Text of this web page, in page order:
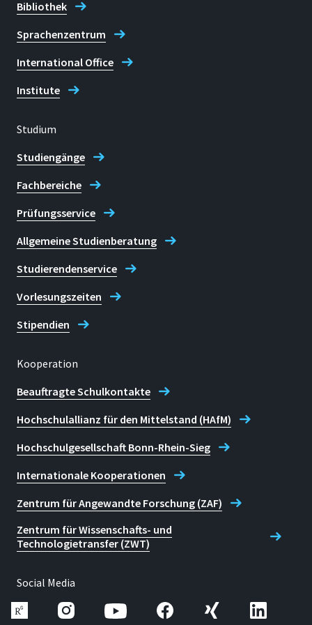
Bibliothek
Sprachenzentrum
International Office
Institute
Studium
Studiengänge
Fachbereiche
Prüfungsservice
Allgemeine Studienberatung
Studierendenservice
Vorlesungszeiten
Stipendien
Kooperation
Beauftragte Schulkontakte
Hochschulallianz für den Mittelstand (HAfM)
Hochschulgesellschaft Bonn-Rhein-Sieg
Internationale Kooperationen
Zentrum für Angewandte Forschung (ZAF)
Zentrum für Wissenschafts- und
Technologietransfer (ZWT)
Social Media